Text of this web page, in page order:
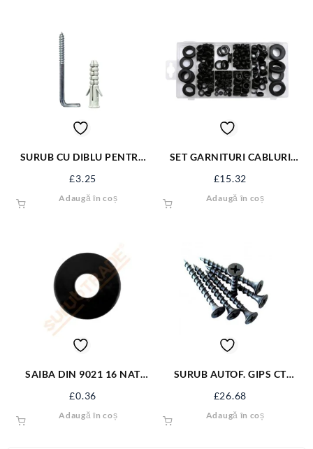
SURUB CU DIBLU PENTRU
£3.25
Adaugă în coș
SET GARNITURI CABLURI
£15.32
Adaugă în coș
SAIBA DIN 9021 16 NAT
£0.36
Adaugă în coș
SURUB AUTOF. GIPS CT
£26.68
Adaugă în coș